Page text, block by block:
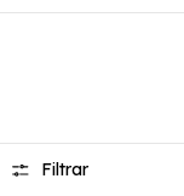
Filtrar